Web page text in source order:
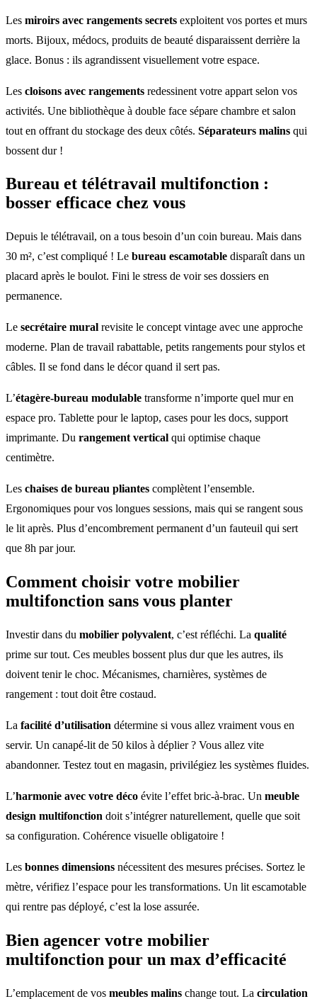
Les miroirs avec rangements secrets exploitent vos portes et murs
morts. Bijoux, médocs, produits de beauté disparaissent derrière la
glace. Bonus : ils agrandissent visuellement votre espace.
Les cloisons avec rangements redessinent votre appart selon vos
activités. Une bibliothèque à double face sépare chambre et salon
tout en offrant du stockage des deux côtés. Séparateurs malins qui
bossent dur !
Bureau et télétravail multifonction :
bosser efficace chez vous
Depuis le télétravail, on a tous besoin d’un coin bureau. Mais dans
30 m², c’est compliqué ! Le bureau escamotable disparaît dans un
placard après le boulot. Fini le stress de voir ses dossiers en
permanence.
Le secrétaire mural revisite le concept vintage avec une approche
moderne. Plan de travail rabattable, petits rangements pour stylos et
câbles. Il se fond dans le décor quand il sert pas.
L’étagère-bureau modulable transforme n’importe quel mur en
espace pro. Tablette pour le laptop, cases pour les docs, support
imprimante. Du rangement vertical qui optimise chaque
centimètre.
Les chaises de bureau pliantes complètent l’ensemble.
Ergonomiques pour vos longues sessions, mais qui se rangent sous
le lit après. Plus d’encombrement permanent d’un fauteuil qui sert
que 8h par jour.
Comment choisir votre mobilier
multifonction sans vous planter
Investir dans du mobilier polyvalent, c’est réfléchi. La qualité
prime sur tout. Ces meubles bossent plus dur que les autres, ils
doivent tenir le choc. Mécanismes, charnières, systèmes de
rangement : tout doit être costaud.
La facilité d’utilisation détermine si vous allez vraiment vous en
servir. Un canapé-lit de 50 kilos à déplier ? Vous allez vite
abandonner. Testez tout en magasin, privilégiez les systèmes fluides.
L’harmonie avec votre déco évite l’effet bric-à-brac. Un meuble
design multifonction doit s’intégrer naturellement, quelle que soit
sa configuration. Cohérence visuelle obligatoire !
Les bonnes dimensions nécessitent des mesures précises. Sortez le
mètre, vérifiez l’espace pour les transformations. Un lit escamotable
qui rentre pas déployé, c’est la lose assurée.
Bien agencer votre mobilier
multifonction pour un max d’efficacité
L’emplacement de vos meubles malins change tout. La circulation